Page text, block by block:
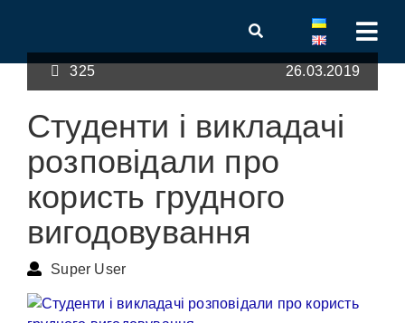
325 26.03.2019
Студенти і викладачі
розповідали про
користь грудного
вигодовування
Super User